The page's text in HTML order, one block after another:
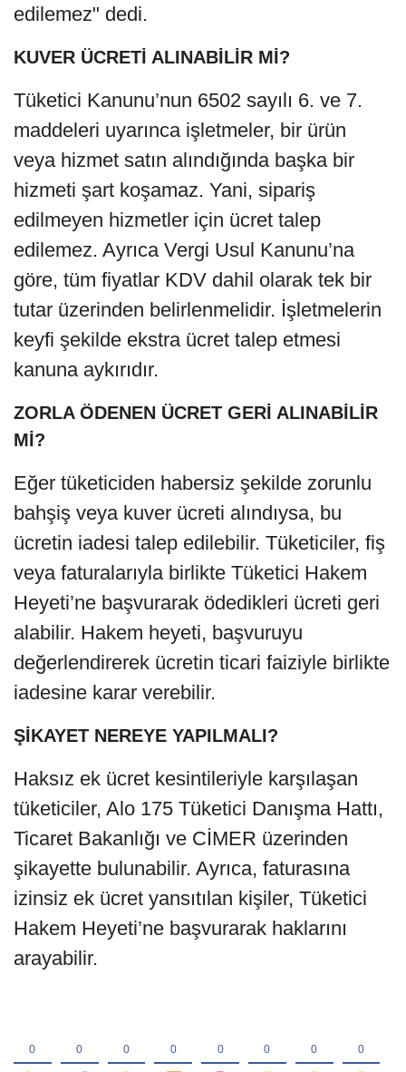
edilemez" dedi.
KUVER ÜCRETİ ALINABİLİR Mİ?
Tüketici Kanunu’nun 6502 sayılı 6. ve 7.
maddeleri uyarınca işletmeler, bir ürün
veya hizmet satın alındığında başka bir
hizmeti şart koşamaz. Yani, sipariş
edilmeyen hizmetler için ücret talep
edilemez. Ayrıca Vergi Usul Kanunu’na
göre, tüm fiyatlar KDV dahil olarak tek bir
tutar üzerinden belirlenmelidir. İşletmelerin
keyfi şekilde ekstra ücret talep etmesi
kanuna aykırıdır.
ZORLA ÖDENEN ÜCRET GERİ ALINABİLİR
Mİ?
Eğer tüketiciden habersiz şekilde zorunlu
bahşiş veya kuver ücreti alındıysa, bu
ücretin iadesi talep edilebilir. Tüketiciler, fiş
veya faturalarıyla birlikte Tüketici Hakem
Heyeti’ne başvurarak ödedikleri ücreti geri
alabilir. Hakem heyeti, başvuruyu
değerlendirerek ücretin ticari faiziyle birlikte
iadesine karar verebilir.
ŞİKAYET NEREYE YAPILMALI?
Haksız ek ücret kesintileriyle karşılaşan
tüketiciler, Alo 175 Tüketici Danışma Hattı,
Ticaret Bakanlığı ve CİMER üzerinden
şikayette bulunabilir. Ayrıca, faturasına
izinsiz ek ücret yansıtılan kişiler, Tüketici
Hakem Heyeti’ne başvurarak haklarını
arayabilir.